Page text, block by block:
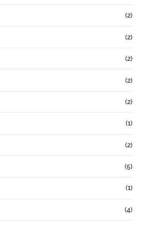
(2)
(2)
(2)
(2)
(2)
(1)
(2)
(5)
(1)
(4)